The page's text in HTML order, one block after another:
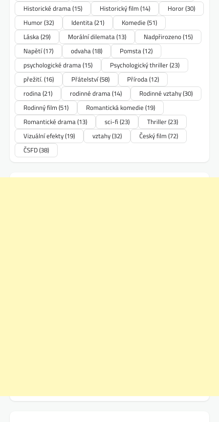
Historické drama(15) Historický film (14) Horor(30)
Humor(32) Identita(21) Komedie (51)
Láska(29) Morální dilemata(13) Nadpřirozeno(15)
Napětí(17) odvaha(18) Pomsta(12)
psychologické drama(15) Psychologický thriller(23)
přežití. (16) Přátelství(58) Příroda(12)
rodina(21) rodinné drama(14) Rodinné vztahy(30)
Rodinný film (51) Romantická komedie (19)
Romantické drama(13) sci-fi (23) Thriller(23)
Vizuální efekty(19) vztahy(32) Český film (72)
ČSFD(38)